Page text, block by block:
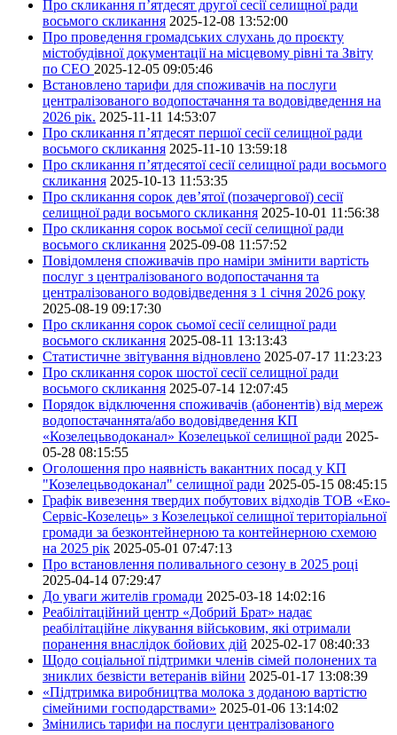
Про скликання п’ятдесят другої сесії селищної ради
восьмого скликання 2025-12-08 13:52:00
Про проведення громадських слухань до проєкту
містобудівної документації на місцевому рівні та Звіту
по СЕО 2025-12-05 09:05:46
Встановлено тарифи для споживачів на послуги
централізованого водопостачання та водовідведення на
2026 рік. 2025-11-11 14:53:07
Про скликання п’ятдесят першої сесії селищної ради
восьмого скликання 2025-11-10 13:59:18
Про скликання п’ятдесятої сесії селищної ради восьмого
скликання 2025-10-13 11:53:35
Про скликання сорок дев’ятої (позачергової) сесії
селищної ради восьмого скликання 2025-10-01 11:56:38
Про скликання сорок восьмої сесії селищної ради
восьмого скликання 2025-09-08 11:57:52
Повідомленя споживачів про наміри змінити вартість
послуг з централізованого водопостачання та
централізованого водовідведення з 1 січня 2026 року
2025-08-19 09:17:30
Про скликання сорок сьомої сесії селищної ради
восьмого скликання 2025-08-11 13:13:43
Статистичне звітування відновлено 2025-07-17 11:23:23
Про скликання сорок шостої сесії селищної ради
восьмого скликання 2025-07-14 12:07:45
Порядок відключення споживачів (абонентів) від мереж
водопостачаннята/або водовідведення КП
«Козелецьводоканал» Козелецької селищної ради 2025-
05-28 08:15:55
Оголошення про наявність вакантних посад у КП
"Козелецьводоканал" селищної ради 2025-05-15 08:45:15
Графік вивезення твердих побутових відходів ТОВ «Еко-
Сервіс-Козелець» з Козелецької селищної територіальної
громади за безконтейнерною та контейнерною схемою
на 2025 рік 2025-05-01 07:47:13
Про встановлення поливального сезону в 2025 році
2025-04-14 07:29:47
До уваги жителів громади 2025-03-18 14:02:16
Реабілітаційний центр «Добрий Брат» надає
реабілітаційне лікування військовим, які отримали
поранення внаслідок бойових дій 2025-02-17 08:40:33
Щодо соціальної підтримки членів сімей полонених та
зниклих безвісти ветеранів війни 2025-01-17 13:08:39
«Підтримка виробництва молока з доданою вартістю
сімейними господарствами» 2025-01-06 13:14:02
Змінились тарифи на послуги централізованого